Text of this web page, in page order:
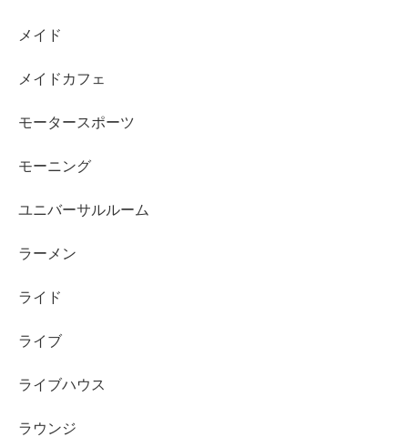
メイド
メイドカフェ
モータースポーツ
モーニング
ユニバーサルルーム
ラーメン
ライド
ライブ
ライブハウス
ラウンジ